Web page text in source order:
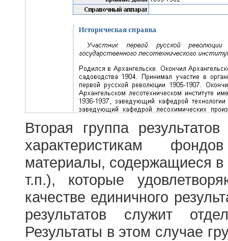
Вторая группа
характеристикам
материалы, содержащиеся в
т.п.), которые
качестве единичного
результатов служит
Результаты в этом случае